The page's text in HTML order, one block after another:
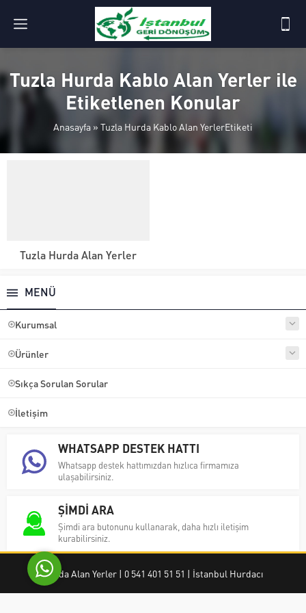
Tuzla Hurda Kablo Alan Yerler ile
Etiketlenen Konular
Anasayfa » Tuzla Hurda Kablo Alan YerlerEtiketi
Tuzla Hurda Alan Yerler
MENÜ
Kurumsal
Ürünler
Sıkça Sorulan Sorular
İletişim
WHATSAPP DESTEK HATTI
Whatsapp destek hattımızdan hızlıca firmamıza
ulaşabilirsiniz.
ŞİMDİ ARA
Şimdi ara butonunu kullanarak, daha hızlı iletişim
kurabilirsiniz.
Hurda Alan Yerler | 0 541 401 51 51 | İstanbul Hurdacı
Cevap Yaz